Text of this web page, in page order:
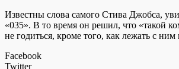
Известны слова самого Стива Джобса,
«035». В то время он решил, что «такой
не годиться, кроме того, как лежать с ним
Facebook
Twitter